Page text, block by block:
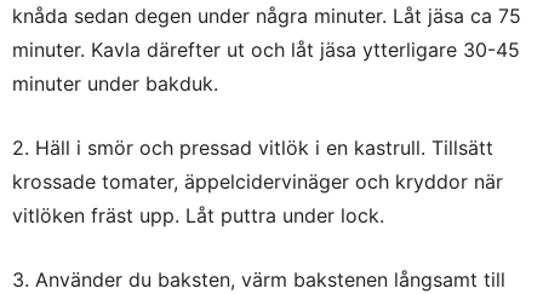
knåda sedan degen under några minuter. Låt jäsa ca 75
minuter. Kavla därefter ut och låt jäsa ytterligare 30-45
minuter under bakduk.
2. Häll i smör och pressad vitlök i en kastrull. Tillsätt
krossade tomater, äppelcidervinäger och kryddor när
vitlöken fräst upp. Låt puttra under lock.
3. Använder du baksten, värm bakstenen långsamt till